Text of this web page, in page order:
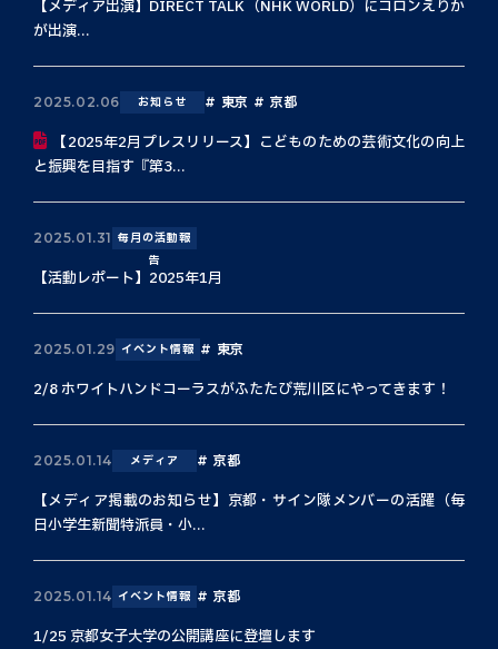
【メディア出演】DIRECT TALK（NHK WORLD）にコロンえりか
が出演...
2025.02.06 お知らせ 東京 京都
【2025年2月プレスリリース】こどものための芸術文化の向上
と振興を目指す『第3...
2025.01.31 毎月の活動報
告
【活動レポート】2025年1月
2025.01.29 イベント情報 東京
2/8 ホワイトハンドコーラスがふたたび荒川区にやってきます！
2025.01.14 メディア 京都
【メディア掲載のお知らせ】京都・サイン隊メンバーの活躍（毎
日小学生新聞特派員・小...
2025.01.14 イベント情報 京都
1/25 京都女子大学の公開講座に登壇します